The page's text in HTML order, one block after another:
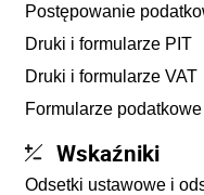
Postępowanie
Druki i formularze PIT
Druki i formularze VAT
Formularze podatkowe
Wskaźniki
Odsetki ustawowe i